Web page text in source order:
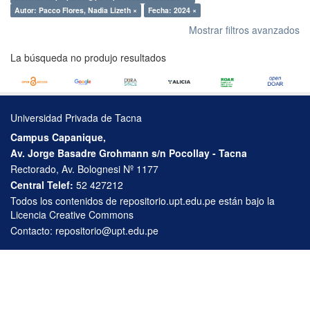
Autor: Pacco Flores, Nadia Lizeth ×
Fecha: 2024 ×
Mostrar filtros avanzados
La búsqueda no produjo resultados
Universidad Privada de Tacna
Campus Capanique,
Av. Jorge Basadre Grohmann s/n Pocollay - Tacna
Rectorado, Av. Bolognesi Nº 1177
Central Telef: 52 427212
Todos los contenidos de repositorio.upt.edu.pe están bajo la
Licencia Creative Commons
Contacto: repositorio@upt.edu.pe